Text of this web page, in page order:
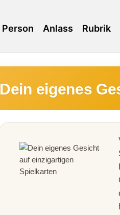
Person Anlass Rubrik
Dein eigenes